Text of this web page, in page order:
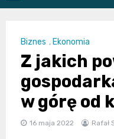
Biznes , Ekonomia
Z jakich
w górę od
16 maja 2022 Rafał